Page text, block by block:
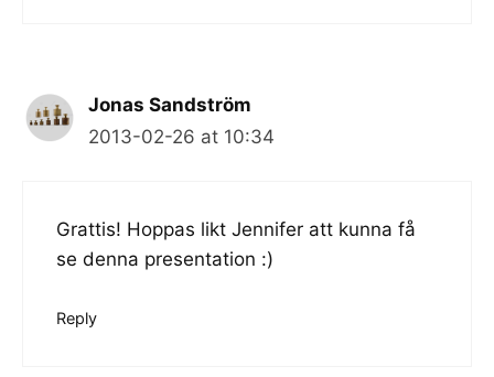
Jonas Sandström
2013-02-26 at 10:34
Grattis! Hoppas likt Jennifer att kunna få
se denna presentation :)
Reply